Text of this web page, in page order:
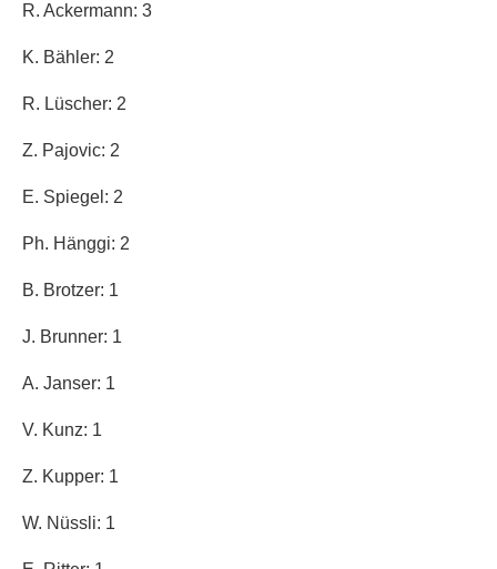
R. Ackermann: 3
K. Bähler: 2
R. Lüscher: 2
Z. Pajovic: 2
E. Spiegel: 2
Ph. Hänggi: 2
B. Brotzer: 1
J. Brunner: 1
A. Janser: 1
V. Kunz: 1
Z. Kupper: 1
W. Nüssli: 1